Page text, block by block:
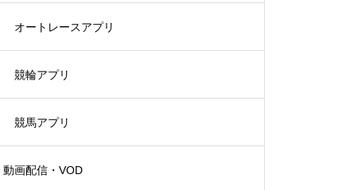
オートレースアプリ
競輪アプリ
競馬アプリ
動画配信・VOD